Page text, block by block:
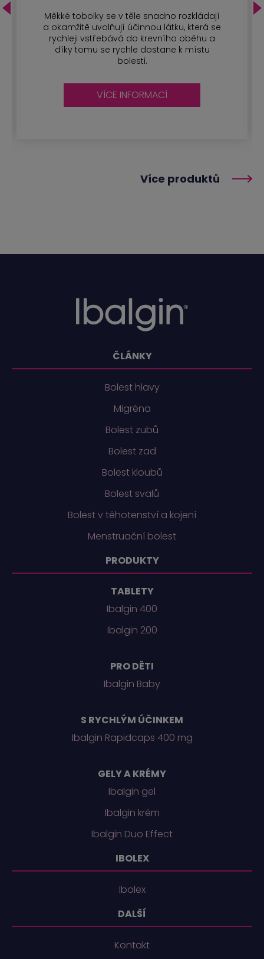
Měkké tobolky se v těle snadno rozkládají
a okamžitě uvolňují účinnou látku, která se
rychleji vstřebává do krevního oběhu a
díky tomu se rychle dostane k místu
bolesti.
VÍCE INFORMACÍ
Více produktů
ČLÁNKY
Bolest hlavy
Migréna
Bolest zubů
Bolest zad
Bolest kloubů
Bolest svalů
Bolest v těhotenství a kojení
Menstruační bolest
PRODUKTY
TABLETY
Ibalgin 400
Ibalgin 200
PRO DĚTI
Ibalgin Baby
S RYCHLÝM ÚČINKEM
Ibalgin Rapidcaps 400 mg
GELY A KRÉMY
Ibalgin gel
Ibalgin krém
Ibalgin Duo Effect
IBOLEX
Ibolex
DALŠÍ
Kontakt